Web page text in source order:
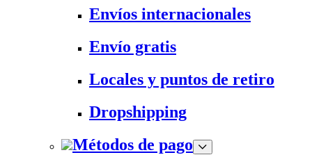
Envíos internacionales
Envío gratis
Locales y puntos de retiro
Dropshipping
Métodos de pago